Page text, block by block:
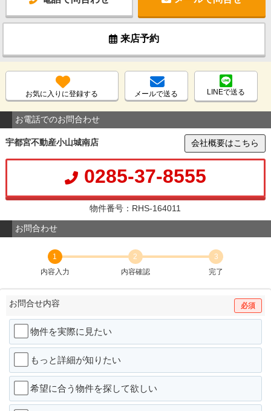
来店予約
お気に入りに登録する メールで送る LINEで送る
お電話でのお問合わせ
宇都宮不動産小山城南店 会社概要はこちら
0285-37-8555
物件番号：RHS-164011
お問合わせ
1
内容入力
2
内容確認
3
完了
お問合せ内容 必須
物件を実際に見たい
もっと詳細が知りたい
希望に合う物件を探して欲しい